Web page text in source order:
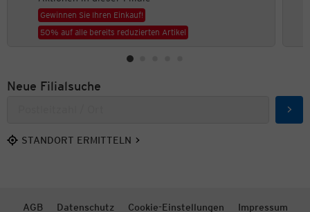
Gewinnen Sie Ihren Einkauf!
50% auf alle bereits reduzierten Artikel
Neue Filialsuche
STANDORT ERMITTELN
AGB Datenschutz Cookie-Einstellungen Impressum